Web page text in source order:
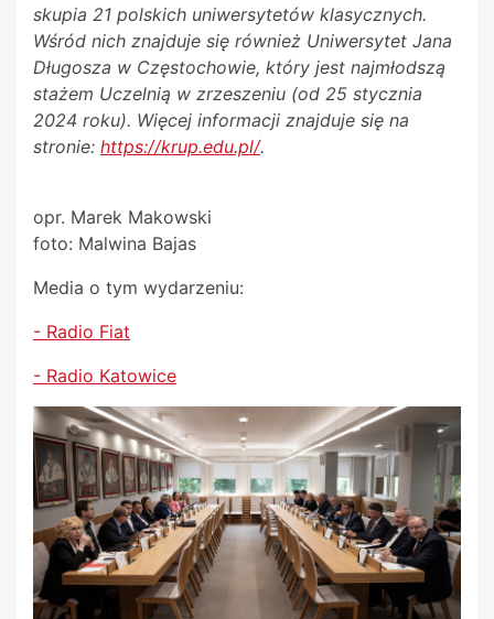
skupia 21 polskich uniwersytetów klasycznych.
Wśród nich znajduje się również Uniwersytet Jana
Długosza w Częstochowie, który jest najmłodszą
stażem Uczelnią w zrzeszeniu (od 25 stycznia
2024 roku). Więcej informacji znajduje się na
stronie: https://krup.edu.pl/.
opr. Marek Makowski
foto: Malwina Bajas
Media o tym wydarzeniu:
- Radio Fiat
- Radio Katowice